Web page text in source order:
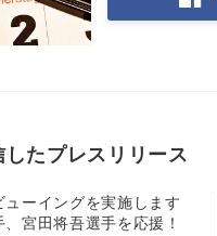
たプレスリリース
ューイングを実施します
宮田将吾選手を応援！